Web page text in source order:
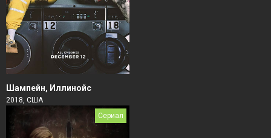
Шампейн, Иллинойс
2018, США
Сериал